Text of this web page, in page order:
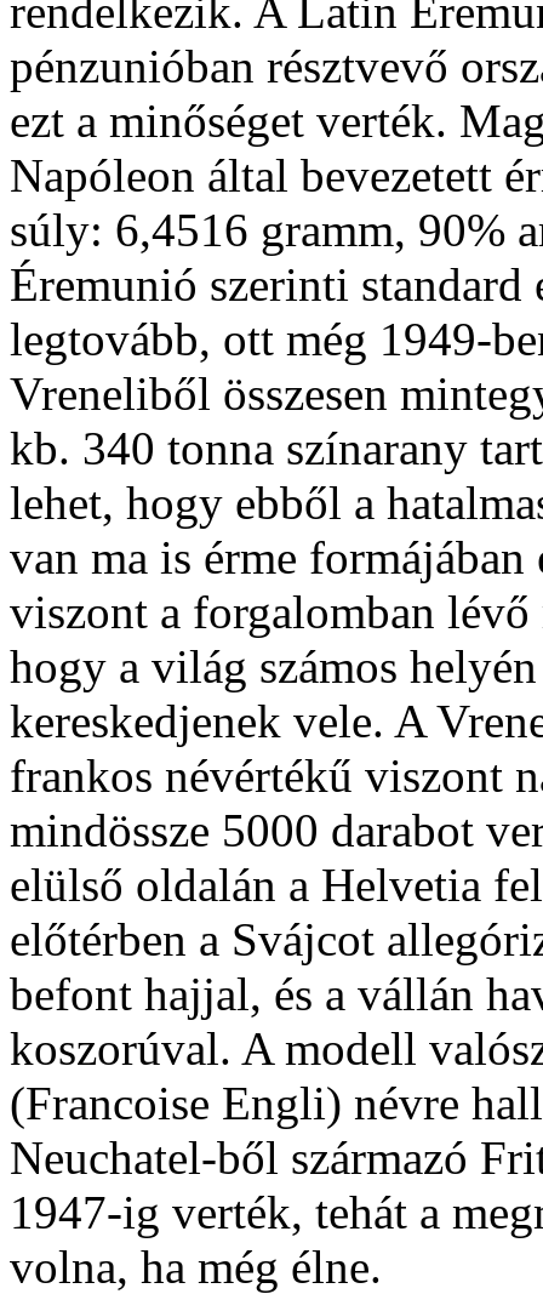
rendelkezik. A Latin
pénzunióban résztvevő
ezt a minőséget verték.
Napóleon által bevezetett
súly: 6,4516 gramm, 90%
Éremunió szerinti
legtovább, ott még 1949-
Vreneliből összesen
kb. 340 tonna színarany
lehet, hogy ebből a
van ma is érme
viszont a forgalomban
hogy a világ számos
kereskedjenek vele. A
frankos névértékű viszont
mindössze 5000 darabot
elülső oldalán a Helvetia
előtérben a Svájcot
befont hajjal, és a vállán
koszorúval. A modell
(Francoise Engli) névre
Neuchatel-ből származó
1947-ig verték, tehát a
volna, ha még élne.